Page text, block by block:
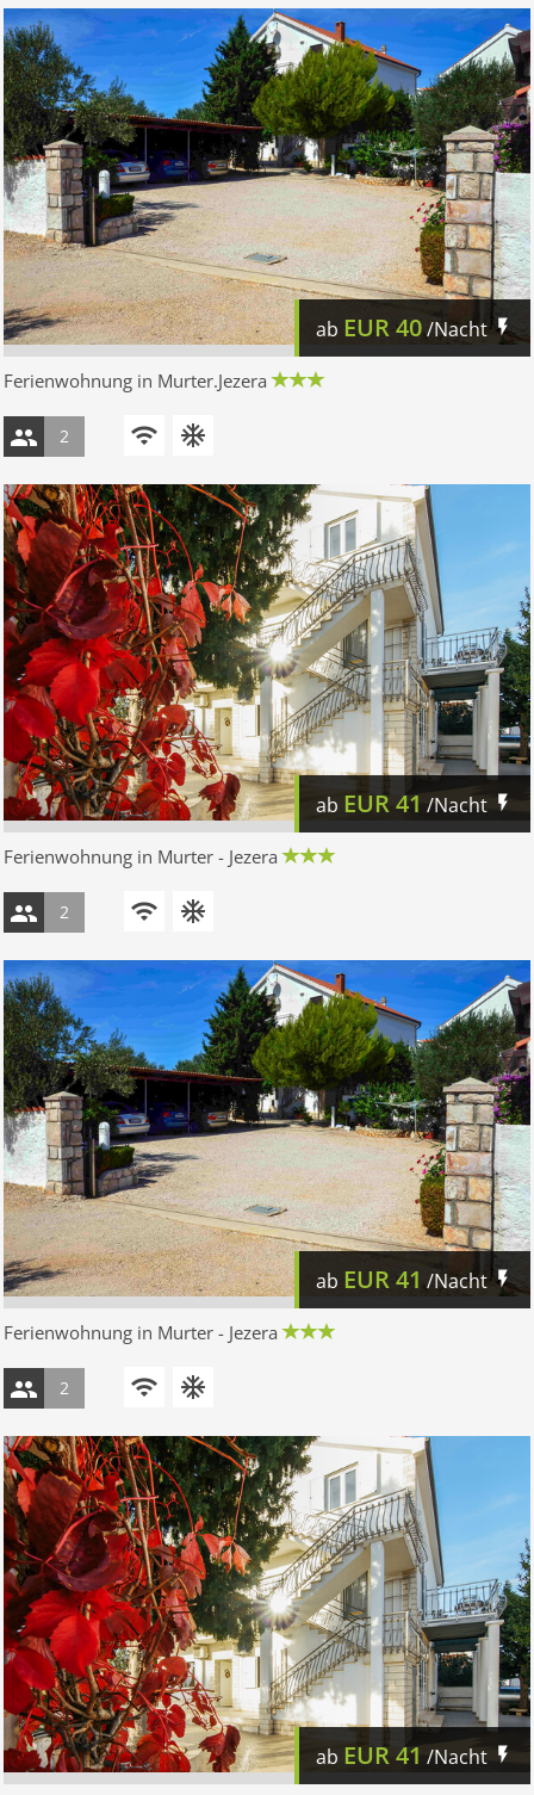
ab EUR40/Nacht
Ferienwohnung in Murter.Jezera
2
ab EUR41 /Nacht
Ferienwohnung in Murter - Jezera
2
ab EUR41/Nacht
Ferienwohnung in Murter - Jezera
2
ab EUR41 /Nacht